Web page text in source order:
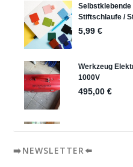
➡️NEWSLETTER⬅️